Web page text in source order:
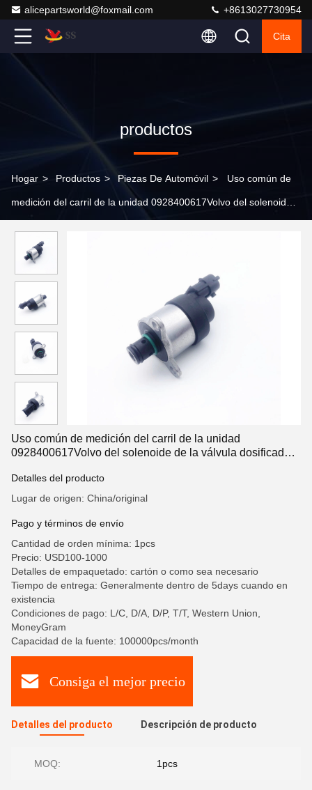
alicepartsworld@foxmail.com +8613027730954
Cita
productos
Hogar > Productos > Piezas De Automóvil > Uso común de
medición del carril de la unidad 0928400617Volvo del solenoide
presión de Bosch 0445020068
Uso común de medición del carril de la unidad
0928400617Volvo del solenoide de la válvula dosificadora
0445020068
Detalles del producto
Lugar de origen: China/original
Pago y términos de envío
Cantidad de orden mínima: 1pcs
Precio: USD100-1000
Detalles de empaquetado: cartón o como sea necesario
Tiempo de entrega: Generalmente dentro de 5days cuando en
existencia
Condiciones de pago: L/C, D/A, D/P, T/T, Western Union,
MoneyGram
Capacidad de la fuente: 100000pcs/month
Consiga el mejor precio
Detalles del producto Descripción de producto
MOQ: 1pcs